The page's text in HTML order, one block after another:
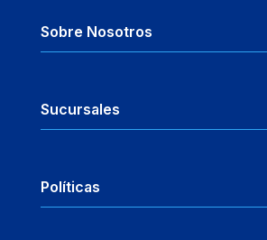
Sobre Nosotros
Sucursales
Políticas